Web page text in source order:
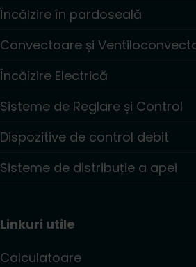
Încălzire în pardoseală
Convectoare și
Încălzire Electrică
Sisteme de Reglare și Control
Dispozitive de control debit
Sisteme de distribuție a apei
Linkuri utile
Calculatoare